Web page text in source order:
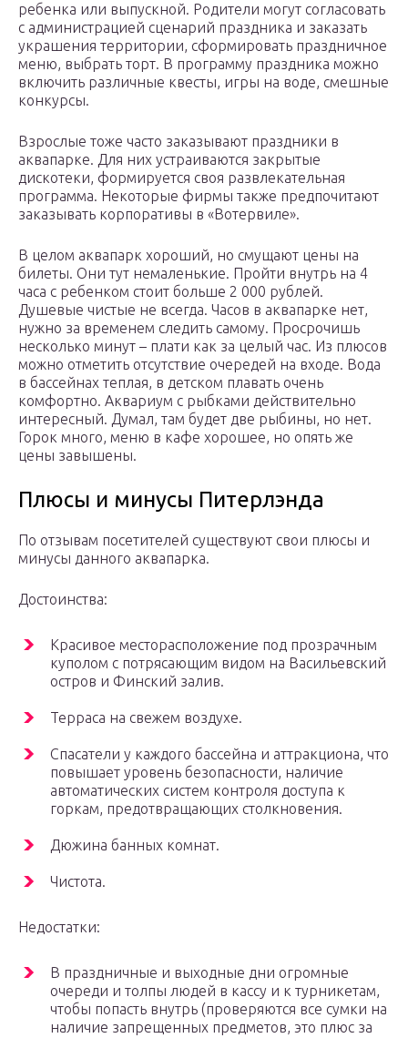
ребенка или выпускной. Родители могут согласовать
с администрацией сценарий праздника и заказать
украшения территории, сформировать праздничное
меню, выбрать торт. В программу праздника можно
включить различные квесты, игры на воде, смешные
конкурсы.
Взрослые тоже часто заказывают праздники в
аквапарке. Для них устраиваются закрытые
дискотеки, формируется своя развлекательная
программа. Некоторые фирмы также предпочитают
заказывать корпоративы в «Вотервиле».
В целом аквапарк хороший, но смущают цены на
билеты. Они тут немаленькие. Пройти внутрь на 4
часа с ребенком стоит больше 2 000 рублей.
Душевые чистые не всегда. Часов в аквапарке нет,
нужно за временем следить самому. Просрочишь
несколько минут – плати как за целый час. Из плюсов
можно отметить отсутствие очередей на входе. Вода
в бассейнах теплая, в детском плавать очень
комфортно. Аквариум с рыбками действительно
интересный. Думал, там будет две рыбины, но нет.
Горок много, меню в кафе хорошее, но опять же
цены завышены.
Плюсы и минусы Питерлэнда
По отзывам посетителей существуют свои плюсы и
минусы данного аквапарка.
Достоинства:
Красивое месторасположение под прозрачным
куполом с потрясающим видом на Васильевский
остров и Финский залив.
Терраса на свежем воздухе.
Спасатели у каждого бассейна и аттракциона, что
повышает уровень безопасности, наличие
автоматических систем контроля доступа к
горкам, предотвращающих столкновения.
Дюжина банных комнат.
Чистота.
Недостатки:
В праздничные и выходные дни огромные
очереди и толпы людей в кассу и к турникетам,
чтобы попасть внутрь (проверяются все сумки на
наличие запрещенных предметов, это плюс за